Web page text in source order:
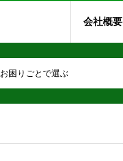
会社概要
お困りごとで選ぶ